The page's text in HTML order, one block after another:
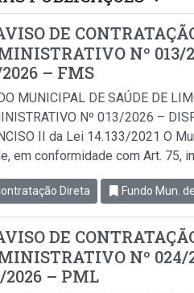
DE
Nº 013/
2026 – FMS
MUNICIPAL DE SAÚDE DE
Nº 013/2026 –
II da Lei 14.133/2021 O
em conformidade com Art. 75,
Direta Fundo Mun.
DE
Nº 024/
2026 – PML